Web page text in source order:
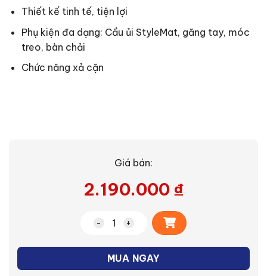
Thiết kế tinh tế, tiện lợi
Phụ kiện đa dạng: Cầu ủi StyleMat, găng tay, móc
treo, bàn chải
Chức năng xả cặn
Giá bán:
2.190.000 ₫
Bàn ủi hơi nước Philips STE1030/20 số
MUA NGAY
Alternative: